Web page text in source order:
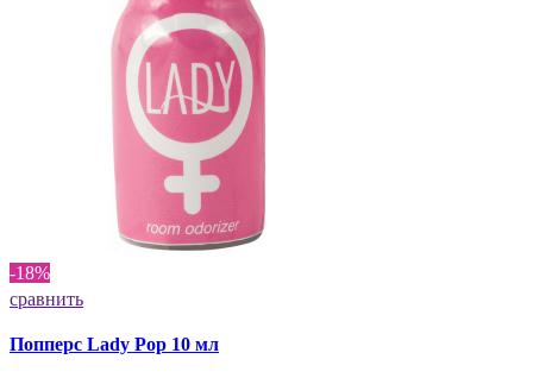
-18%
сравнить
Попперс Lady Pop 10 мл